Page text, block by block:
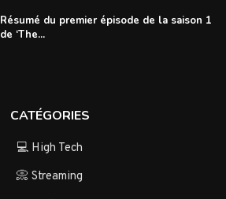
Résumé du premier épisode de la saison 1
de ‘The...
CATÉGORIES
💻 High Tech
📀 Streaming